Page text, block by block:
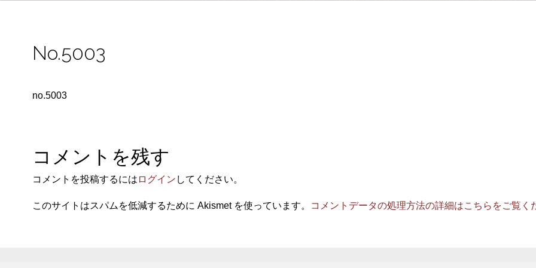
No.5003
no.5003
コメントを残す
コメントを投稿するには ログイン してください。
このサイトはスパムを低減するために Akismet を使っています。 コメントデータの処理方法の詳細はこちらをご覧く